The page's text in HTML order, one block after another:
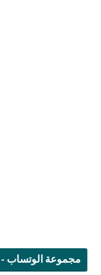
مجموعة الوتساب -